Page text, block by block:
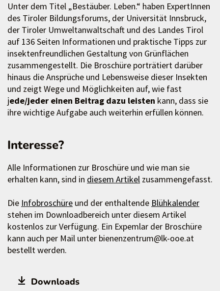
Unter dem Titel „Bestäuber. Leben.“ haben ExpertInnen
des Tiroler Bildungsforums, der Universität Innsbruck,
der Tiroler Umweltanwaltschaft und des Landes Tirol
auf 136 Seiten Informationen und praktische Tipps zur
insektenfreundlichen Gestaltung von Grünflächen
zusammengestellt. Die Broschüre porträtiert darüber
hinaus die Ansprüche und Lebensweise dieser Insekten
und zeigt Wege und Möglichkeiten auf, wie fast
jede/jeder einen Beitrag dazu leisten kann, dass sie
ihre wichtige Aufgabe auch weiterhin erfüllen können.
Interesse?
Alle Informationen zur Broschüre und wie man sie
erhalten kann, sind in diesem Artikel zusammengefasst.
Die Infobroschüre und der enthaltende Blühkalender
stehen im Downloadbereich unter diesem Artikel
kostenlos zur Verfügung. Ein Expemlar der Broschüre
kann auch per Mail unter bienenzentrum@lk-ooe.at
bestellt werden.
Downloads